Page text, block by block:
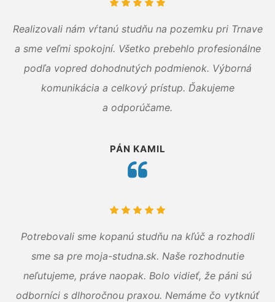
Realizovali nám vŕtanú studňu na pozemku pri Trnave
a sme veľmi spokojní. Všetko prebehlo profesionálne
podľa vopred dohodnutých podmienok. Výborná
komunikácia a celkový prístup. Ďakujeme
a odporúčame.
PÁN KAMIL
Potrebovali sme kopanú studňu na kľúč a rozhodli
sme sa pre moja-studna.sk. Naše rozhodnutie
neľutujeme, práve naopak. Bolo vidieť, že páni sú
odborníci s dlhoročnou praxou. Nemáme čo vytknúť